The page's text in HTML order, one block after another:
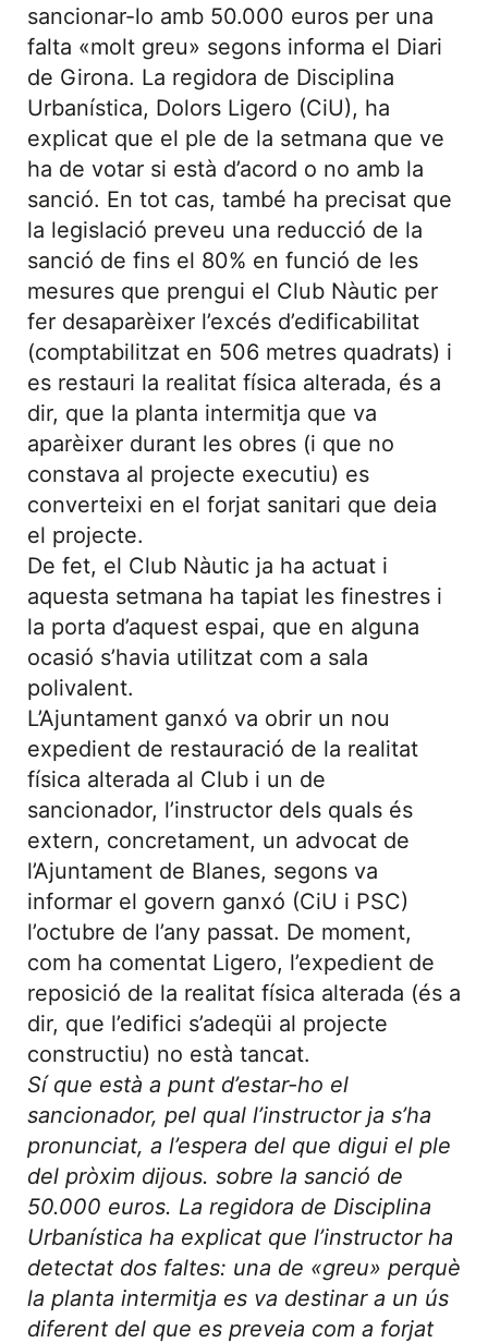
sancionar-lo amb 50.000 euros per una
falta «molt greu» segons informa el Diari
de Girona. La regidora de Disciplina
Urbanística, Dolors Ligero (CiU), ha
explicat que el ple de la setmana que ve
ha de votar si està d’acord o no amb la
sanció. En tot cas, també ha precisat que
la legislació preveu una reducció de la
sanció de fins el 80% en funció de les
mesures que prengui el Club Nàutic per
fer desaparèixer l’excés d’edificabilitat
(comptabilitzat en 506 metres quadrats) i
es restauri la realitat física alterada, és a
dir, que la planta intermitja que va
aparèixer durant les obres (i que no
constava al projecte executiu) es
converteixi en el forjat sanitari que deia
el projecte.
De fet, el Club Nàutic ja ha actuat i
aquesta setmana ha tapiat les finestres i
la porta d’aquest espai, que en alguna
ocasió s’havia utilitzat com a sala
polivalent.
L’Ajuntament ganxó va obrir un nou
expedient de restauració de la realitat
física alterada al Club i un de
sancionador, l’instructor dels quals és
extern, concretament, un advocat de
l’Ajuntament de Blanes, segons va
informar el govern ganxó (CiU i PSC)
l’octubre de l’any passat. De moment,
com ha comentat Ligero, l’expedient de
reposició de la realitat física alterada (és a
dir, que l’edifici s’adeqüi al projecte
constructiu) no està tancat.
Sí que està a punt d’estar-ho el
sancionador, pel qual l’instructor ja s’ha
pronunciat, a l’espera del que digui el ple
del pròxim dijous. sobre la sanció de
50.000 euros. La regidora de Disciplina
Urbanística ha explicat que l’instructor ha
detectat dos faltes: una de «greu» perquè
la planta intermitja es va destinar a un ús
diferent del que es preveia com a forjat